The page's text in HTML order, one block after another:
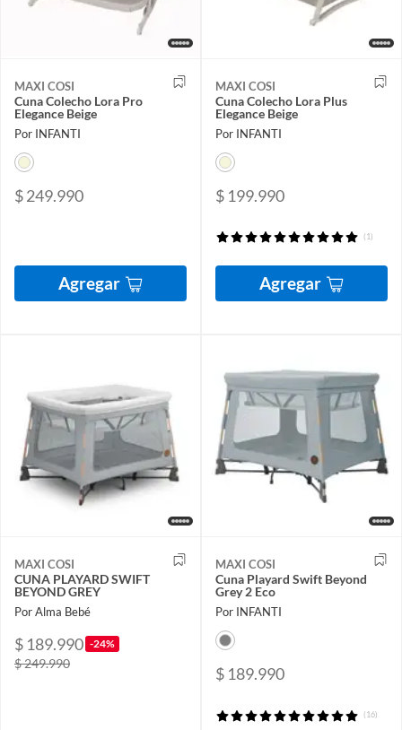
MAXI COSI
Cuna Colecho Lora Pro
Elegance Beige
Por INFANTI
$ 249.990
Agregar
MAXI COSI
Cuna Colecho Lora Plus
Elegance Beige
Por INFANTI
$ 199.990
(1)
Agregar
MAXI COSI
CUNA PLAYARD SWIFT
BEYOND GREY
Por Alma Bebé
$ 189.990 -24%
$ 249.990
MAXI COSI
Cuna Playard Swift Beyond
Grey 2 Eco
Por INFANTI
$ 189.990
(16)